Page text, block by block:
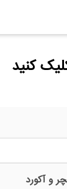
کنید
و آکورد